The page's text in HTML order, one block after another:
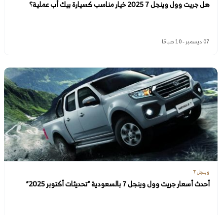
هل جريت وول وينجل 7 2025 خيار مناسب كسيارة بيك أب عملية؟
07 ديسمبر - 10 صباحًا
وينجل 7
أحدث أسعار جريت وول وينجل 7 بالسعودية “تحديثات أكتوبر 2025”